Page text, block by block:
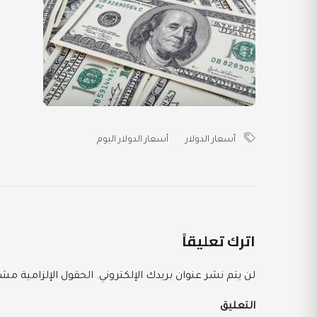
أسعار الدولار أسعار الدولار اليوم
اترك تعليقاً
لن يتم نشر عنوان بريدك الإلكتروني. الحقول الإلزامية
التعليق